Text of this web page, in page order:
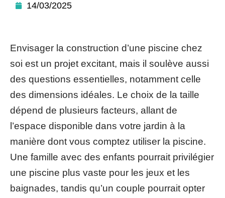
14/03/2025
Envisager la construction d’une piscine chez
soi est un projet excitant, mais il soulève aussi
des questions essentielles, notamment celle
des dimensions idéales. Le choix de la taille
dépend de plusieurs facteurs, allant de
l’espace disponible dans votre jardin à la
manière dont vous comptez utiliser la piscine.
Une famille avec des enfants pourrait privilégier
une piscine plus vaste pour les jeux et les
baignades, tandis qu’un couple pourrait opter